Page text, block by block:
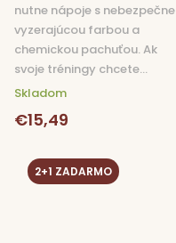
€15,49
Skladom
nutne nápoje s nebezpečne
vyzerajúcou farbou a
chemickou pachuťou. Ak
svoje tréningy chcete...
2+1 ZADARMO